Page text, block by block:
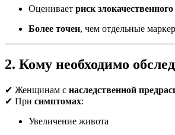
Оценивает риск
Более точен, чем отдельные
2. Кому необходимо
✔ Женщинам с наследственной
✔ При симптомах:
Увеличение живота